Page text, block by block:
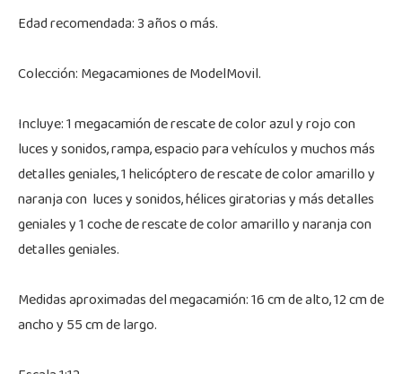
Edad recomendada: 3 años o más.
Colección: Megacamiones de ModelMovil.
Incluye: 1 megacamión de rescate de color azul y rojo con
luces y sonidos, rampa, espacio para vehículos y muchos más
detalles geniales, 1 helicóptero de rescate de color amarillo y
naranja con luces y sonidos, hélices giratorias y más detalles
geniales y 1 coche de rescate de color amarillo y naranja con
detalles geniales.
Medidas aproximadas del megacamión: 16 cm de alto, 12 cm de
ancho y 55 cm de largo.